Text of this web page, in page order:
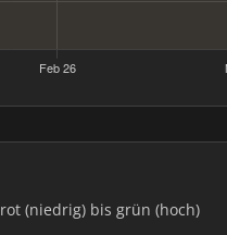
rot (niedrig) bis grün (hoch)